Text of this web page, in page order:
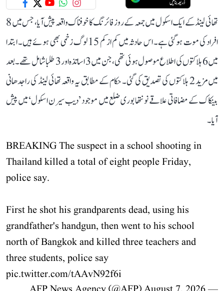
تھائی لینڈ کے ایک اسکول میں جمعہ کے روز فائرنگ کا خوفناک واقعہ پیش آیا، جس میں 8
افراد کی موت ہو گئی ہے۔ اس حادثہ میں کم از کم 15 لوگ زخمی بھی ہوئے ہیں۔ ابتدا
میں 6 ہلاکتوں کی اطلاع موصول ہوئی تھی، جن میں 3 اساتذہ اور 3 طلبا شامل تھے۔ بعد
میں مزید 2 ہلاکتوں کی تصدیق کی گئی۔ حکام کے مطابق یہ واقعہ تھائی لینڈ کی راجدھانی
بینکاک کے مضافاتی علاقے نونتھابوری ضلع میں موجود ’دیب سیرن اسکول‘ میں پیش
آیا۔
BREAKING The suspect in a school shooting in
Thailand killed a total of eight people Friday,
police say.
First he shot his grandparents dead, using his
grandfather's handgun, then went to his school
north of Bangkok and killed three teachers and
three students, police say
pic.twitter.com/tAAvN92f6i